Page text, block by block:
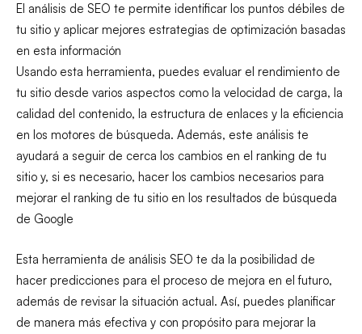
El análisis de SEO te permite identificar los puntos débiles de
tu sitio y aplicar mejores estrategias de optimización basadas
en esta información
Usando esta herramienta, puedes evaluar el rendimiento de
tu sitio desde varios aspectos como la velocidad de carga, la
calidad del contenido, la estructura de enlaces y la eficiencia
en los motores de búsqueda. Además, este análisis te
ayudará a seguir de cerca los cambios en el ranking de tu
sitio y, si es necesario, hacer los cambios necesarios para
mejorar el ranking de tu sitio en los resultados de búsqueda
de Google
Esta herramienta de análisis SEO te da la posibilidad de
hacer predicciones para el proceso de mejora en el futuro,
además de revisar la situación actual. Así, puedes planificar
de manera más efectiva y con propósito para mejorar la